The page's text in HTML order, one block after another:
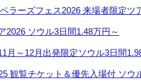
ラーズフェス2026 来場者限定ツ
2026 ソウル3日間1.48万円～
月～12月出発限定ソウル3日間
観覧チケット＆優先入場付 ソウ